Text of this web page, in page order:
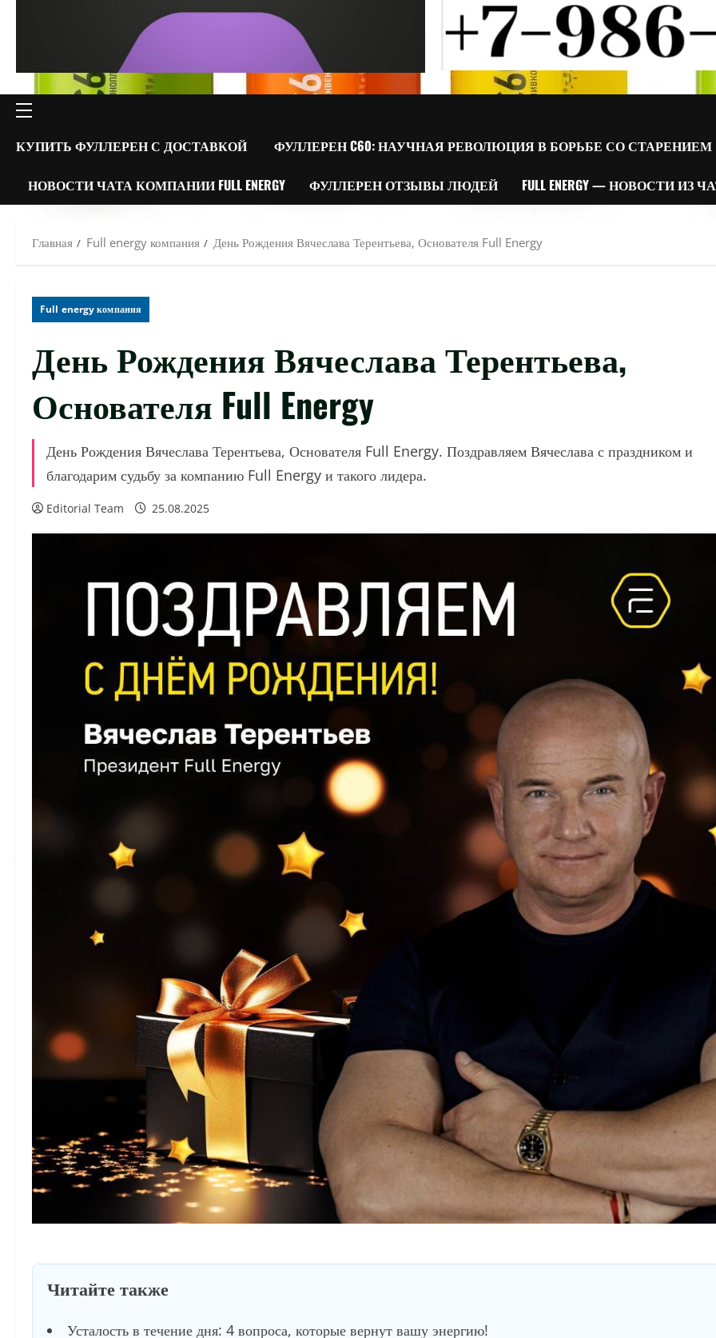
ОСНОВНОЕ
МЕНЮ
КУПИТЬ ФУЛЛЕРЕН С ДОСТАВКОЙ ФУЛЛЕРЕН C60: НАУЧНАЯ РЕВОЛЮЦИЯ В БОРЬБЕ СО СТАРЕНИЕМ
НОВОСТИ ЧАТА КОМПАНИИ FULL ENERGY ФУЛЛЕРЕН ОТЗЫВЫ ЛЮДЕЙ FULL ENERGY — НОВОСТИ ИЗ
Главная Full energy компания День Рождения Вячеслава Терентьева, Основателя Full Energy
Full energy компания
День Рождения Вячеслава Терентьева,
Основателя Full Energy
День Рождения Вячеслава Терентьева, Основателя Full Energy. Поздравляем Вячеслава с праздником и
благодарим судьбу за компанию Full Energy и такого лидера.
Editorial Team 25.08.2025
Читайте также
Усталость в течение дня: 4 вопроса, которые вернут вашу энергию!